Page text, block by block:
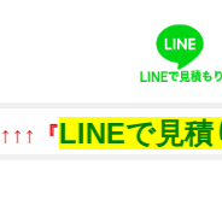
LINEで見積り』